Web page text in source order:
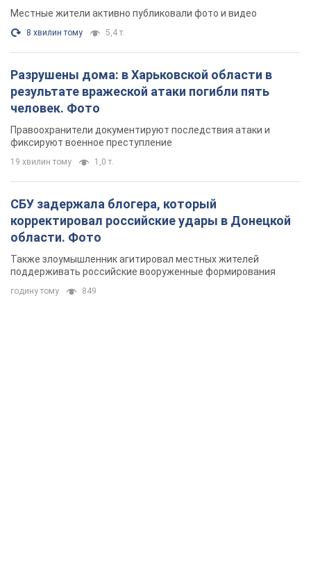
Местные жители активно публиковали фото и видео
8 хвилин тому 5,4 т.
Разрушены дома: в Харьковской области в
результате вражеской атаки погибли пять
человек. Фото
Правоохранители документируют последствия атаки и
фиксируют военное преступление
19 хвилин тому 1,0 т.
СБУ задержала блогера, который
корректировал российские удары в Донецкой
области. Фото
Также злоумышленник агитировал местных жителей
поддерживать российские вооруженные формирования
годину тому 849